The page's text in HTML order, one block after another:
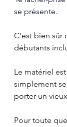
se présente.
C'est bien sûr
débutants
Le matériel
simplement
porter un
Pour toute